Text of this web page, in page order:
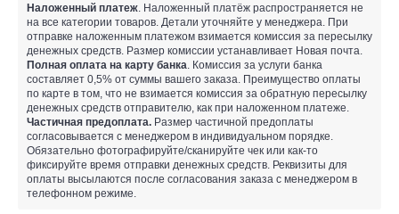
Наложенный платеж . Наложенный платёж распространяется не
на все категории товаров. Детали уточняйте у менеджера. При
отправке наложенным платежом взимается комиссия за пересылку
денежных средств. Размер комиссии устанавливает Новая почта.
Полная оплата на карту банка . Комиссия за услуги банка
составляет 0,5% от суммы вашего заказа. Преимущество оплаты
по карте в том, что не взимается комиссия за обратную пересылку
денежных средств отправителю, как при наложенном платеже.
Частичная предоплата. Размер частичной предоплаты
согласовывается с менеджером в индивидуальном порядке.
Обязательно фотографируйте/сканируйте чек или как-то
фиксируйте время отправки денежных средств. Реквизиты для
оплаты высылаются после согласования заказа с менеджером в
телефонном режиме.